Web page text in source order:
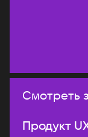
Смотреть
Продукт